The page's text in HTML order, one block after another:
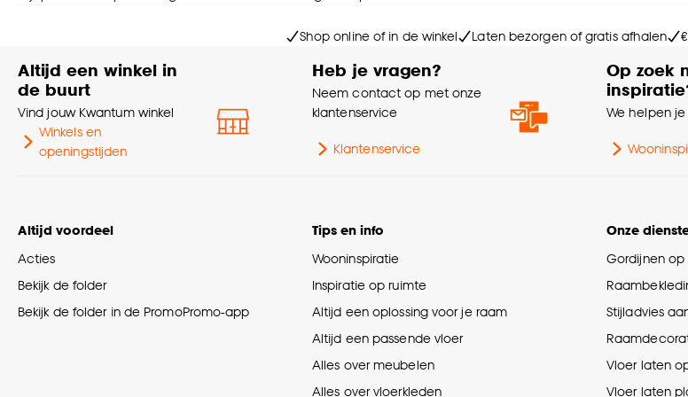
Shop online of in de winkel Laten bezorgen of gratis afhalen
Altijd een winkel in
de buurt
Vind jouw Kwantum winkel
Winkels en
openingstijden
Heb je vragen?
Neem contact op met onze
klantenservice
Klantenservice
Op zoek
We helpen
Altijd voordeel
Acties
Bekijk de folder
Bekijk de folder in de PromoPromo-app
Tips en info
Wooninspiratie
Inspiratie op ruimte
Altijd een oplossing voor je raam
Altijd een passende vloer
Alles over meubelen
Alles over vloerkleden
Onze
Gordijnen
Stijladvies
Vloer laten
Vloer laten